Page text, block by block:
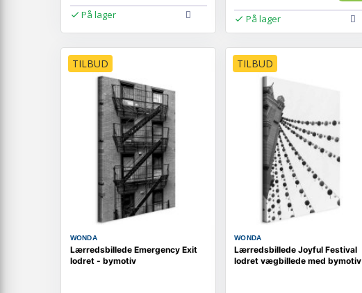
På lager På lager
TILBUD
WONDA
Lærredsbillede Emergency Exit
lodret - bymotiv
TILBUD
WONDA
Lærredsbillede Joyful Festival
lodret vægbillede med bymotiv